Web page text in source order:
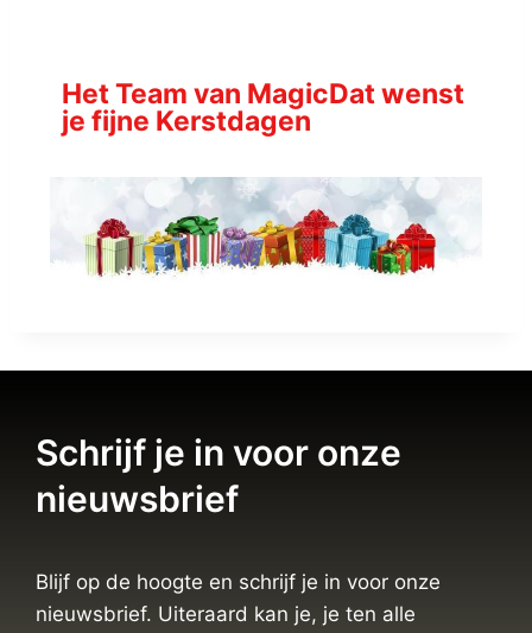
Het Team van MagicDat wenst
je fijne Kerstdagen
Schrijf je in voor onze
nieuwsbrief
Blijf op de hoogte en schrijf je in voor onze
nieuwsbrief. Uiteraard kan je, je ten alle